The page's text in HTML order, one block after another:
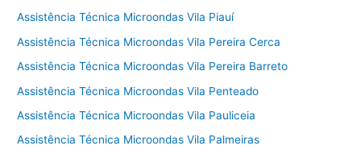
Assistência Técnica Microondas Vila Piauí
Assistência Técnica Microondas Vila Pereira Cerca
Assistência Técnica Microondas Vila Pereira Barreto
Assistência Técnica Microondas Vila Penteado
Assistência Técnica Microondas Vila Pauliceia
Assistência Técnica Microondas Vila Palmeiras